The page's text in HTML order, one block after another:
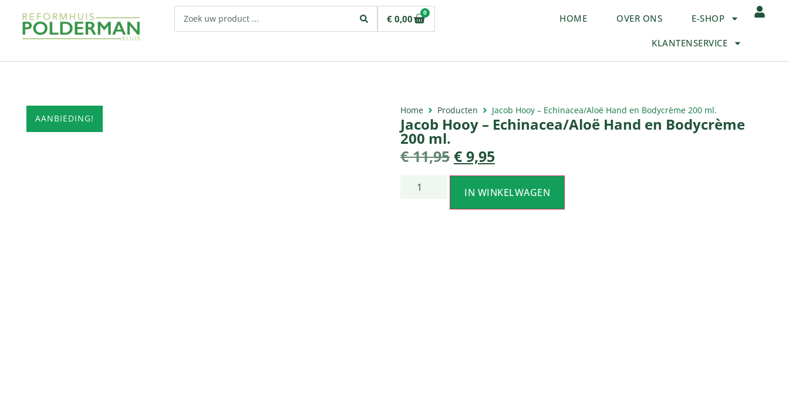
€ 0,00
0 HOME OVER ONS E-SHOP
KLANTENSERVICE
AANBIEDING!
Home Producten Jacob Hooy – Echinacea/Aloë Hand en Bodycrème 200 ml.
Jacob Hooy – Echinacea/Aloë Hand en Bodycrème
200 ml.
€11,95 € 9,95
IN WINKELWAGEN